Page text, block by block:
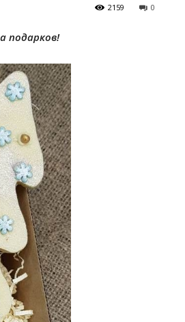
0
2159
подарков!